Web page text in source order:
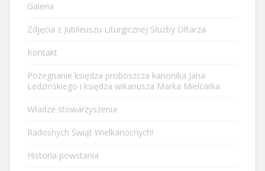
Galeria
Zdjęcia z Jubileuszu Liturgicznej Służby Ołtarza
Kontakt
Pożegnanie księdza proboszcza kanonika Jana
Ledzińskiego i księdza wikariusza Marka Mielcarka
Władze stowarzyszenia
Radosnych Świąt Wielkanocnych!
Historia powstania